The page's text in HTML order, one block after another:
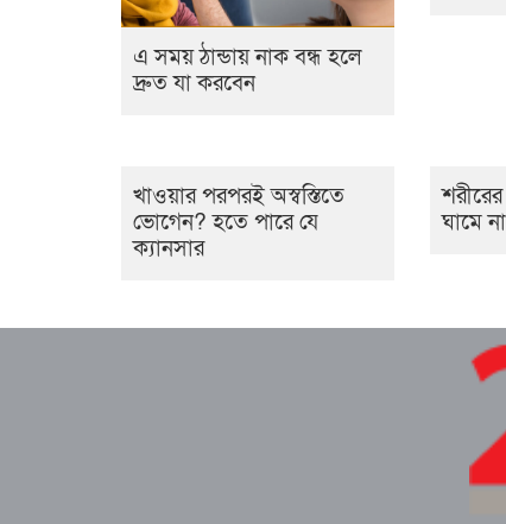
এ সময় ঠান্ডায় নাক বন্ধ হলে
দ্রুত যা করবেন
খাওয়ার পরপরই অস্বস্তিতে
ভোগেন? হতে পারে যে
ক্যানসার
ঘামে না